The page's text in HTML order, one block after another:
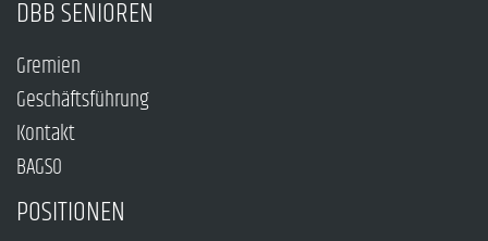
DBB SENIOREN
Gremien
Geschäftsführung
Kontakt
BAGSO
POSITIONEN